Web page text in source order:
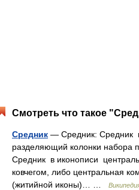
Смотреть что такое
Средник — Средник: Средник
разделяющий колонки набора
Средник в иконописи
ковчегом, либо центральная
(житийной иконы)… …